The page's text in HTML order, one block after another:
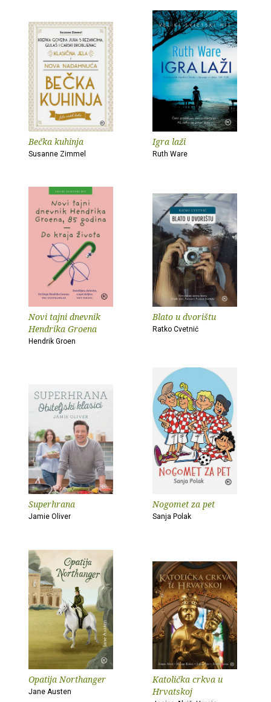
Bečka kuhinja
Susanne Zimmel
Igra laži
Ruth Ware
Novi tajni dnevnik
Hendrika Groena
Hendrik Groen
Blato u dvorištu
Ratko Cvetnić
Superhrana
Jamie Oliver
Nogomet za pet
Sanja Polak
Opatija Northanger
Jane Austen
Katolička crkva u
Hrvatskoj